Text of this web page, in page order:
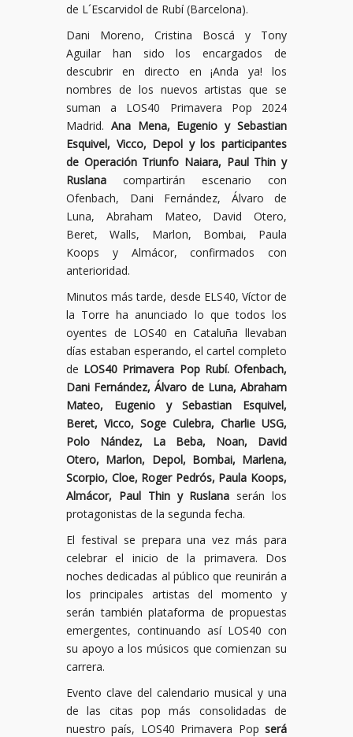
de L´Escarvidol de Rubí (Barcelona).
Dani Moreno, Cristina Boscá y Tony
Aguilar han sido los encargados de
descubrir en directo en ¡Anda ya! los
nombres de los nuevos artistas que se
suman a LOS40 Primavera Pop 2024
Madrid. Ana Mena, Eugenio y Sebastian
Esquivel, Vicco, Depol y los participantes
de Operación Triunfo Naiara, Paul Thin y
Ruslana compartirán escenario con
Ofenbach, Dani Fernández, Álvaro de
Luna, Abraham Mateo, David Otero,
Beret, Walls, Marlon, Bombai, Paula
Koops y Almácor, confirmados con
anterioridad.
Minutos más tarde, desde ELS40, Víctor de
la Torre ha anunciado lo que todos los
oyentes de LOS40 en Cataluña llevaban
días estaban esperando, el cartel completo
de LOS40 Primavera Pop Rubí. Ofenbach,
Dani Fernández, Álvaro de Luna, Abraham
Mateo, Eugenio y Sebastian Esquivel,
Beret, Vicco, Soge Culebra, Charlie USG,
Polo Nández, La Beba, Noan, David
Otero, Marlon, Depol, Bombai, Marlena,
Scorpio, Cloe, Roger Pedrós, Paula Koops,
Almácor, Paul Thin y Ruslana serán los
protagonistas de la segunda fecha.
El festival se prepara una vez más para
celebrar el inicio de la primavera. Dos
noches dedicadas al público que reunirán a
los principales artistas del momento y
serán también plataforma de propuestas
emergentes, continuando así LOS40 con
su apoyo a los músicos que comienzan su
carrera.
Evento clave del calendario musical y una
de las citas pop más consolidadas de
nuestro país, LOS40 Primavera Pop será